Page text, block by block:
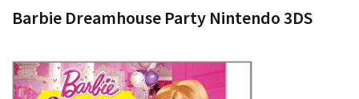
Barbie Dreamhouse Party Nintendo 3DS